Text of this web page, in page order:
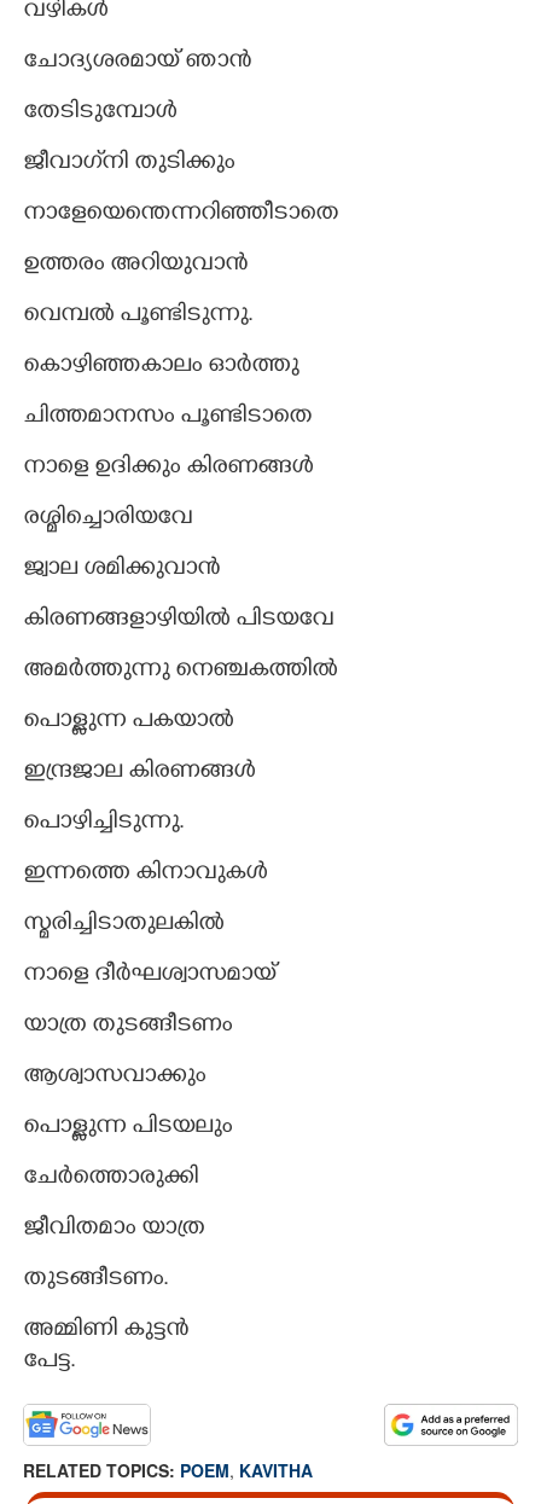
LITERATURE
വഴികൾ
ചോദ്യശരമായ് ഞാൻ
തേടിടുമ്പോൾ
ജീവാഗ്‌നി തുടിക്കും
നാളേയെന്തെന്നറിഞ്ഞീടാതെ
ഉത്തരം അറിയുവാൻ
വെമ്പൽ പൂണ്ടിടുന്നു.
കൊഴിഞ്ഞകാലം ഓർത്തു
ചിത്തമാനസം പൂണ്ടിടാതെ
നാളെ ഉദിക്കും കിരണങ്ങൾ
രശ്മിച്ചൊരിയവേ
ജ്വാല ശമിക്കുവാൻ
കിരണങ്ങളാഴിയിൽ പിടയവേ
അമർത്തുന്നു നെഞ്ചകത്തിൽ
പൊള്ളുന്ന പകയാൽ
ഇന്ദ്രജാല കിരണങ്ങൾ
പൊഴിച്ചിടുന്നു.
ഇന്നത്തെ കിനാവുകൾ
സ്മരിച്ചിടാതുലകിൽ
നാളെ ദീർഘശ്വാസമായ്
യാത്ര തുടങ്ങീടണം
ആശ്വാസവാക്കും
പൊള്ളുന്ന പിടയലും
ചേർത്തൊരുക്കി
ജീവിതമാം യാത്ര
തുടങ്ങീടണം.
അമ്മിണി കുട്ടൻ
പേട്ട.
RELATED TOPICS: POEM, KAVITHA